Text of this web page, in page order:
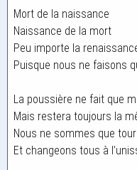
Mort de la naissance
Naissance de la mort
Peu importe la
Puisque nous ne faisons
La poussière ne fait que
Mais restera toujours la
Nous ne sommes que
Et changeons tous à